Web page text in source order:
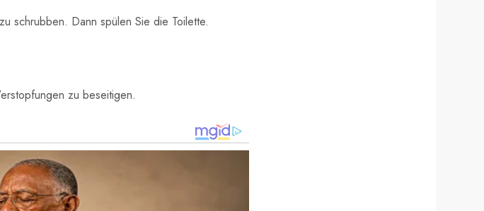
schrubben. Dann spülen Sie die Toilette.
zu beseitigen.